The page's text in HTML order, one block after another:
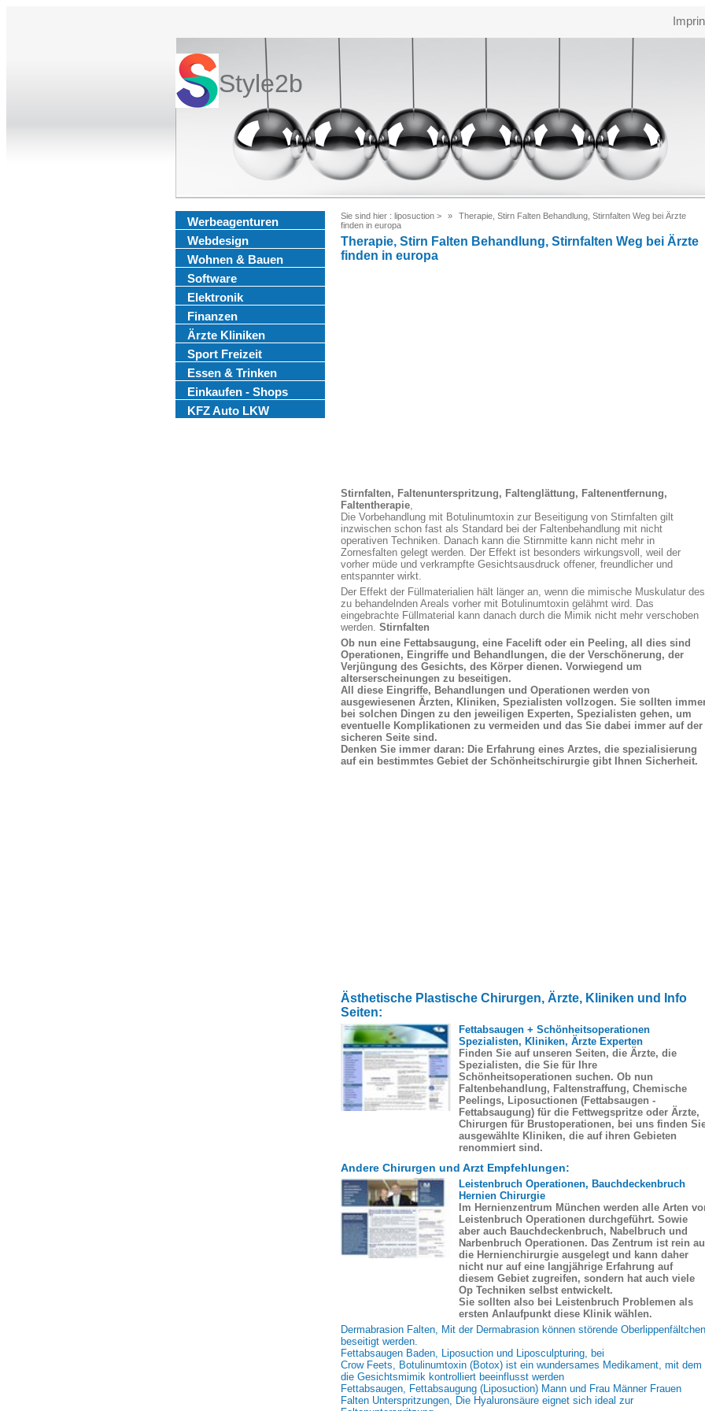
Style2b
Werbeagenturen
Webdesign
Wohnen & Bauen
Software
Elektronik
Finanzen
Ärzte Kliniken
Sport Freizeit
Essen & Trinken
Einkaufen - Shops
KFZ Auto LKW
Sie sind hier : liposuction >
Therapie, Stirn Falten Behandlung, Stirnfalten Weg bei Ärzte
finden in europa
Therapie, Stirn Falten Behandlung, Stirnfalten Weg bei Ärzte
finden in europa
Stirnfalten, Faltenunterspritzung, Faltenglättung, Faltenentfernung,
Faltentherapie,
Die Vorbehandlung mit Botulinumtoxin zur Beseitigung von Stirnfalten gilt
inzwischen schon fast als Standard bei der Faltenbehandlung mit nicht
operativen Techniken. Danach kann die Stirnmitte kann nicht mehr in
Zornesfalten gelegt werden. Der Effekt ist besonders wirkungsvoll, weil der
vorher müde und verkrampfte Gesichtsausdruck offener, freundlicher und
entspannter wirkt.
Der Effekt der Füllmaterialien hält länger an, wenn die mimische Muskulatur des
zu behandelnden Areals vorher mit Botulinumtoxin gelähmt wird. Das
eingebrachte Füllmaterial kann danach durch die Mimik nicht mehr verschoben
werden. Stirnfalten
Ob nun eine Fettabsaugung, eine Facelift oder ein Peeling, all dies sind
Operationen, Eingriffe und Behandlungen, die der Verschönerung, der
Verjüngung des Gesichts, des Körper dienen. Vorwiegend um
alterserscheinungen zu beseitigen.
All diese Eingriffe, Behandlungen und Operationen werden von
ausgewiesenen Ärzten, Kliniken, Spezialisten vollzogen. Sie sollten
bei solchen Dingen zu den jeweiligen Experten, Spezialisten gehen, um
eventuelle Komplikationen zu vermeiden und das Sie dabei immer auf der
sicheren Seite sind.
Denken Sie immer daran: Die Erfahrung eines Arztes, die spezialisierung
auf ein bestimmtes Gebiet der Schönheitschirurgie gibt Ihnen Sicherheit.
Ästhetische Plastische Chirurgen, Ärzte, Kliniken und Info
Seiten:
Fettabsaugen + Schönheitsoperationen
Spezialisten, Kliniken, Ärzte Experten
Finden Sie auf unseren Seiten, die Ärzte, die
Spezialisten, die Sie für Ihre
Schönheitsoperationen suchen. Ob nun
Faltenbehandlung, Faltenstraffung, Chemische
Peelings, Liposuctionen (Fettabsaugen -
Fettabsaugung) für die Fettwegspritze oder Ärzte,
Chirurgen für Brustoperationen, bei uns finden
ausgewählte Kliniken, die auf ihren Gebieten
renommiert sind.
Andere Chirurgen und Arzt Empfehlungen:
Leistenbruch Operationen, Bauchdeckenbruch
Hernien Chirurgie
Im Hernienzentrum München werden alle Arten
Leistenbruch Operationen durchgeführt. Sowie
aber auch Bauchdeckenbruch, Nabelbruch und
Narbenbruch Operationen. Das Zentrum ist rein
die Hernienchirurgie ausgelegt und kann daher
nicht nur auf eine langjährige Erfahrung auf
diesem Gebiet zugreifen, sondern hat auch viele
Op Techniken selbst entwickelt.
Sie sollten also bei Leistenbruch Problemen als
ersten Anlaufpunkt diese Klinik wählen.
Dermabrasion Falten, Mit der Dermabrasion können störende Oberlippenfältchen
beseitigt werden.
Fettabsaugen Baden, Liposuction und Liposculpturing, bei
Crow Feets, Botulinumtoxin (Botox) ist ein wundersames Medikament, mit dem
die Gesichtsmimik kontrolliert beeinflusst werden
Fettabsaugen, Fettabsaugung (Liposuction) Mann und Frau Männer Frauen
Falten Unterspritzungen, Die Hyaluronsäure eignet sich ideal zur